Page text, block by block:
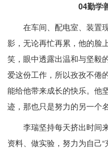
04勤学
在车间、配电室、装置
影，无论再忙再累，他的脸
笑，眼中透露出温和与坚毅
爱这份工作，所以孜孜不倦
能给他带来成长的快乐。他
迹，那也只是努力的另一个名
李瑞坚持每天挤出时间
资料、做实验，努力为自己